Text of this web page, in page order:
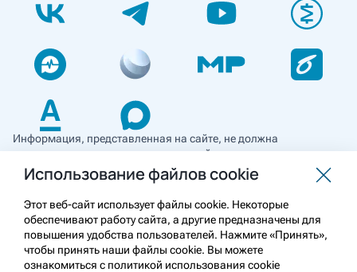
Информация, представленная на сайте, не должна
использоваться для самостоятельной диагностики и лечения
и не может служить заменой очной консультации врача. Перед
применением необходимо ознакомиться
с противопоказаниями препарата. Информация
о лекарственных средствах рецептурного отпуска
предназначена для медицинских и фармацевтических
работников.
Использование файлов cookie
Этот веб-сайт использует файлы cookie. Некоторые
обеспечивают работу сайта, а другие предназначены для
повышения удобства пользователей. Нажмите «Принять»,
чтобы принять наши файлы cookie. Вы можете
ознакомиться с политикой использования cookie